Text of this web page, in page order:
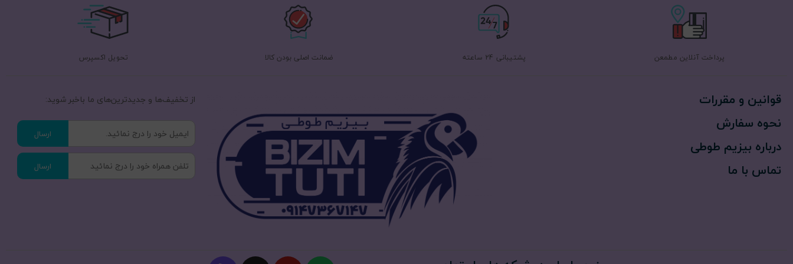
پرداخت آنلاین مطمعن پشتیبانی 24 ساعته ضمانت اصلی بودن کالا تحویل اکسپرس
قوانین و مقررات
نحوه سفارش
درباره بیزیم طوطی
تماس با ما
از تخفیف‌ها و جدیدترین‌های ما‌ باخبر شوید:
ارسال
ارسال